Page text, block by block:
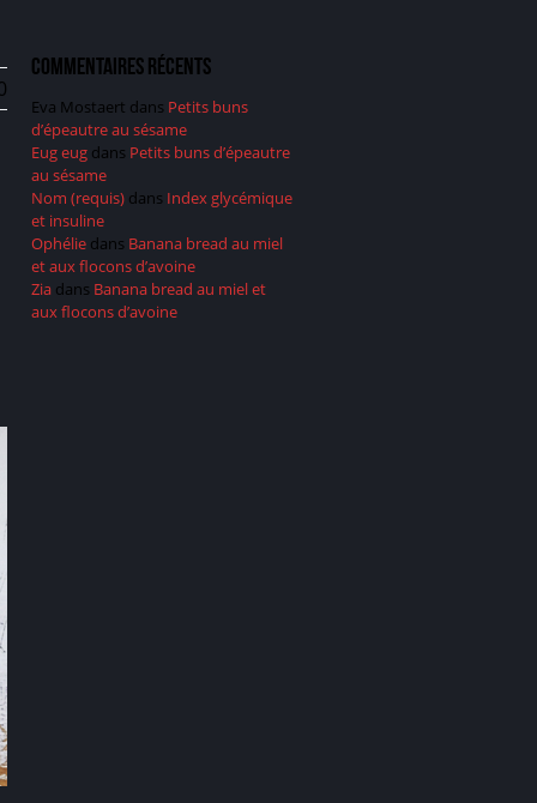
Commentaires récents
Eva Mostaert dans Petits buns
d’épeautre au sésame
Eug eug dans Petits buns d’épeautre
au sésame
Nom (requis) dans Index glycémique
et insuline
Ophélie dans Banana bread au miel
et aux flocons d’avoine
Zia dans Banana bread au miel et
aux flocons d’avoine